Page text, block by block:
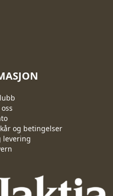
og betingelser
levering